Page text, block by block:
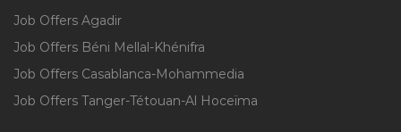
Job Offers Agadir
Job Offers Béni Mellal-Khénifra
Job Offers Casablanca-Mohammedia
Job Offers Tanger-Tétouan-Al Hoceïma